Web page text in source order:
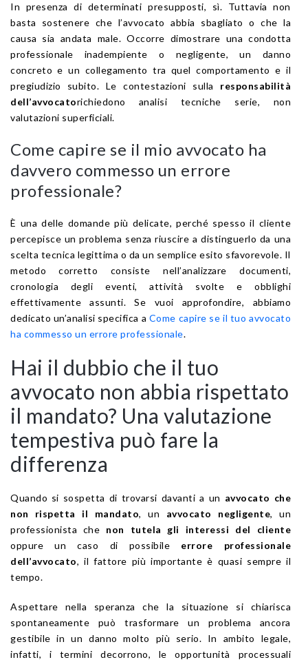
In presenza di determinati presupposti, sì. Tuttavia non
basta sostenere che l’avvocato abbia sbagliato o che la
causa sia andata male. Occorre dimostrare una condotta
professionale inadempiente o negligente, un danno
concreto e un collegamento tra quel comportamento e il
pregiudizio subito. Le contestazioni sulla responsabilità
dell’avvocatorichiedono analisi tecniche serie, non
valutazioni superficiali.
Come capire se il mio avvocato ha
davvero commesso un errore
professionale?
È una delle domande più delicate, perché spesso il cliente
percepisce un problema senza riuscire a distinguerlo da una
scelta tecnica legittima o da un semplice esito sfavorevole. Il
metodo corretto consiste nell’analizzare documenti,
cronologia degli eventi, attività svolte e obblighi
effettivamente assunti. Se vuoi approfondire, abbiamo
dedicato un’analisi specifica a Come capire se il tuo avvocato
ha commesso un errore professionale.
Hai il dubbio che il tuo
avvocato non abbia rispettato
il mandato? Una valutazione
tempestiva può fare la
differenza
Quando si sospetta di trovarsi davanti a un avvocato che
non rispetta il mandato, un avvocato negligente, un
professionista che non tutela gli interessi del cliente
oppure un caso di possibile errore professionale
dell’avvocato, il fattore più importante è quasi sempre il
tempo.
Aspettare nella speranza che la situazione si chiarisca
spontaneamente può trasformare un problema ancora
gestibile in un danno molto più serio. In ambito legale,
infatti, i termini decorrono, le opportunità processuali